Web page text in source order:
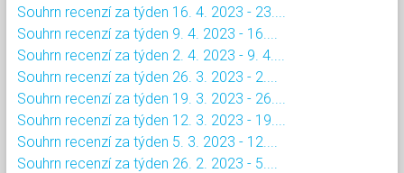
Souhrn recenzí za týden 16. 4. 2023 - 23....
Souhrn recenzí za týden 9. 4. 2023 - 16....
Souhrn recenzí za týden 2. 4. 2023 - 9. 4....
Souhrn recenzí za týden 26. 3. 2023 - 2....
Souhrn recenzí za týden 19. 3. 2023 - 26....
Souhrn recenzí za týden 12. 3. 2023 - 19....
Souhrn recenzí za týden 5. 3. 2023 - 12....
Souhrn recenzí za týden 26. 2. 2023 - 5....